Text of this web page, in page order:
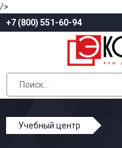
/>
+7 (800) 551-60-94
Учебный центр